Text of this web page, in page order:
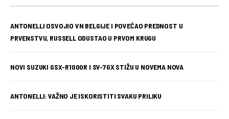
ANTONELLI OSVOJIO VN BELGIJE I POVEĆAO PREDNOST U
PRVENSTVU, RUSSELL ODUSTAO U PRVOM KRUGU
NOVI SUZUKI GSX-R1000R I SV-7GX STIŽU U NOVEMA NOVA
ANTONELLI: VAŽNO JE ISKORISTITI SVAKU PRILIKU